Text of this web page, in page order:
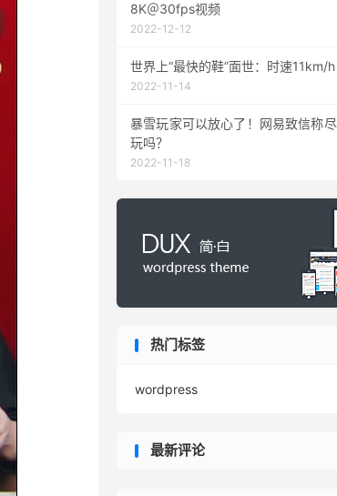
8K＠30fps视频
2022-12-12
世界上“最快的鞋”面世：时速11km/
2022-11-14
暴雪玩家可以放心了！网易致信称
玩吗？
2022-11-18
热门标签
wordpress
最新评论